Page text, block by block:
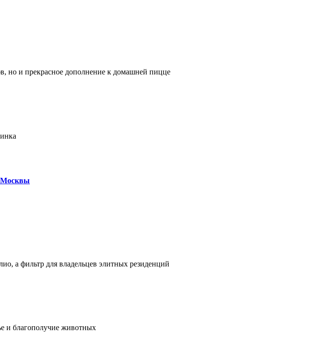
но и прекрасное дополнение к домашней пицце
Москвы
а фильтр для владельцев элитных резиденций
и благополучие животных